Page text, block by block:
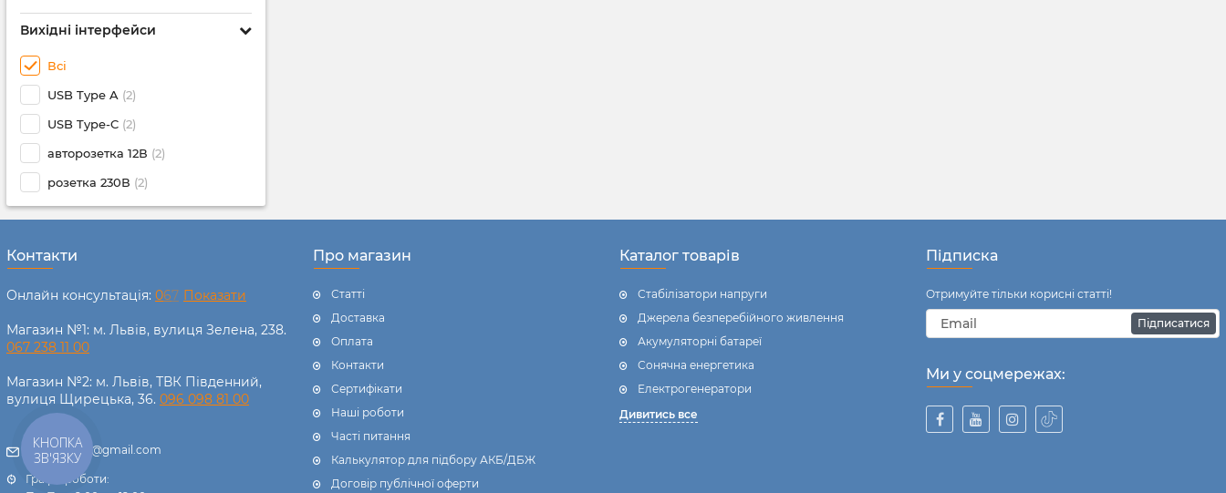
Вихідні інтерфейси
Всі
USB Type A (2)
USB Type-C (2)
авторозетка 12В (2)
розетка 230В (2)
Контакти
Онлайн консультація: 067 Показати
Магазин №1: м. Львів, вулиця Зелена, 238.
067 238 11 00
Магазин №2: м. Львів, ТВК Південний,
вулиця Щирецька, 36. 096 098 81 00
electro100e@gmail.com
Графік роботи:
Про магазин
Статті
Доставка
Оплата
Контакти
Сертифікати
Наші роботи
Часті питання
Калькулятор для підбору АКБ/ДБЖ
Договір публічної оферти
Каталог товарів
Стабілізатори напруги
Джерела безперебійного живлення
Акумуляторні батареї
Сонячна енергетика
Електрогенератори
Дивитись все
Підписка
Отримуйте тільки корисні статті!
Підписатися
Ми у соцмережах:
КНОПКА
ЗВ'ЯЗКУ